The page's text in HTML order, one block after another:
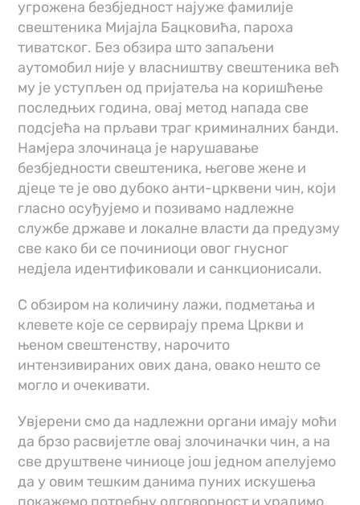
угрожена безбједност најуже фамилије
свештеника Мијајла Бацковића, пароха
тиватског. Без обзира што запаљени
аутомобил није у власништву свештеника већ
му је уступљен од пријатеља на коришћење
последњих година, овај метод напада све
подсјећа на прљави траг криминалних банди.
Намјера злочинаца је нарушавање
безбједности свештеника, његове жене и
дјеце те је ово дубоко анти-црквени чин, који
гласно осуђујемо и позивамо надлежне
службе државе и локалне власти да предузму
све како би се починиоци овог гнусног
недјела идентификовали и санкционисали.
С обзиром на количину лажи, подметања и
клевете које се сервирају према Цркви и
њеном свештенству, нарочито
интензивираних ових дана, овако нешто се
могло и очекивати.
Увјерени смо да надлежни органи имају моћи
да брзо расвијетле овај злочиначки чин, а на
све друштвене чиниоце још једном апелујемо
да у овим тешким данима пуних искушења